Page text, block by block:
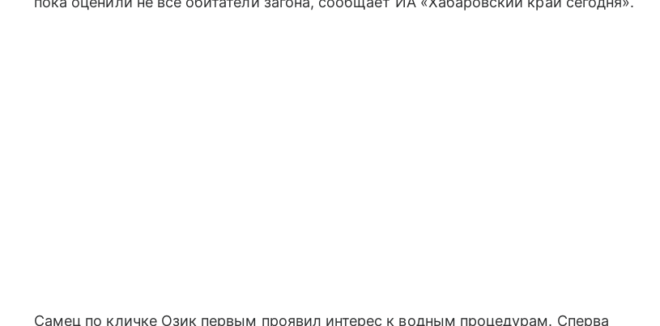
Самец по кличке Озик первым проявил интерес к водным процедурам. Сперва